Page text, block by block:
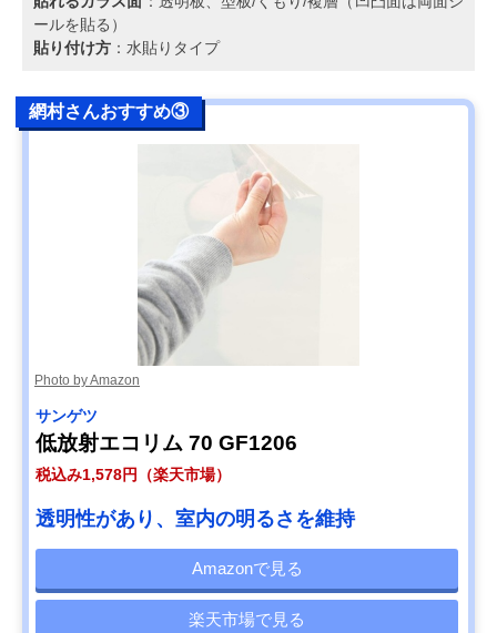
ールを貼る）
貼り付け方 ：水貼りタイプ
網村さんおすすめ③
Photo by Amazon
サンゲツ
低放射エコリム 70 GF1206
税込み1,578円（楽天市場）
透明性があり、室内の明るさを維持
Amazonで見る
楽天市場で見る